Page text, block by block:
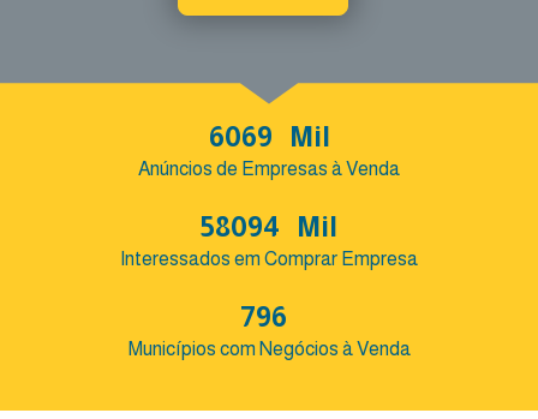
6069 Mil
Anúncios de Empresas à Venda
58094 Mil
Interessados em Comprar Empresa
796
Municípios com Negócios à Venda